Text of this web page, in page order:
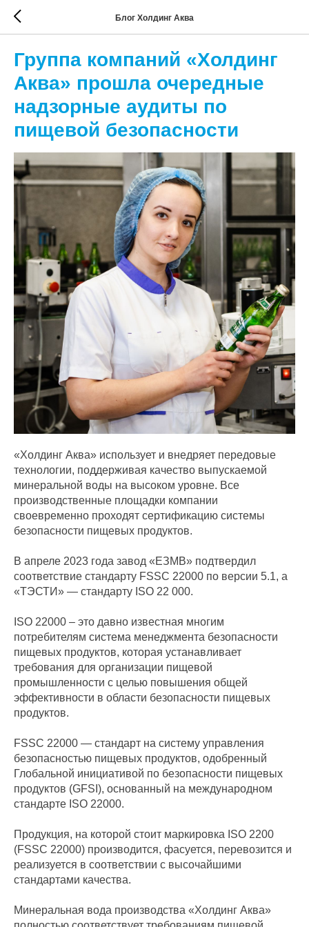
Блог Холдинг Аква
Группа компаний «Холдинг
Аква» прошла очередные
надзорные аудиты по
пищевой безопасности
«Холдинг Аква» использует и внедряет передовые
технологии, поддерживая качество выпускаемой
минеральной воды на высоком уровне. Все
производственные площадки компании
своевременно проходят сертификацию системы
безопасности пищевых продуктов.
В апреле 2023 года завод «ЕЗМВ» подтвердил
соответствие стандарту FSSC 22000 по версии 5.1, а
«ТЭСТИ» — стандарту ISO 22 000.
ISO 22000 – это давно известная многим
потребителям система менеджмента безопасности
пищевых продуктов, которая устанавливает
требования для организации пищевой
промышленности с целью повышения общей
эффективности в области безопасности пищевых
продуктов.
FSSC 22000 — стандарт на систему управления
безопасностью пищевых продуктов, одобренный
Глобальной инициативой по безопасности пищевых
продуктов (GFSI), основанный на международном
стандарте ISO 22000.
Продукция, на которой стоит маркировка ISO 2200
(FSSC 22000) производится, фасуется, перевозится и
реализуется в соответствии с высочайшими
стандартами качества.
Минеральная вода производства «Холдинг Аква»